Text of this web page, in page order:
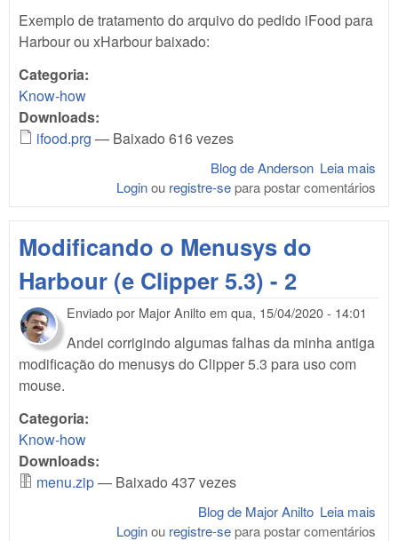
Exemplo de tratamento do arquivo do pedido iFood para
Harbour ou xHarbour baixado:
Categoria:
Know-how
Downloads:
ifood.prg — Baixado 616 vezes
Leia mais
Blog de Anderson
Loginou registre-separa postar comentários
Modificando o Menusys do
Harbour (e Clipper 5.3) - 2
Enviado por Major Aniltoem qua, 15/04/2020 - 14:01
Andei corrigindo algumas falhas da minha antiga
modificação do menusys do Clipper 5.3 para uso com
mouse.
Categoria:
Know-how
Downloads:
menu.zip— Baixado 437 vezes
Leia mais
Blog de Major Anilto
Loginou registre-separa postar comentários